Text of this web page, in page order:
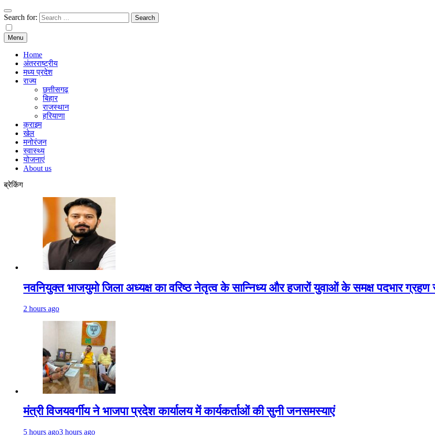
Search for:
Menu
Home
अंतरराष्ट्रीय
मध्य प्रदेश
राज्य
छत्तीसगढ़
बिहार
राजस्थान
हरियाणा
क्राइम
खेल
मनोरंजन
स्वास्थ्य
योजनाएं
About us
ब्रेकिंग
नवनियुक्त भाजयुमो जिला अध्यक्ष का वरिष्ठ नेतृत्व के सान्निध्य और हजारों युवाओं के समक्ष पदभार ग्रहण
2 hours ago
मंत्री विजयवर्गीय ने भाजपा प्रदेश कार्यालय में कार्यकर्ताओं की सुनी जनसमस्याएं
5 hours ago3 hours ago